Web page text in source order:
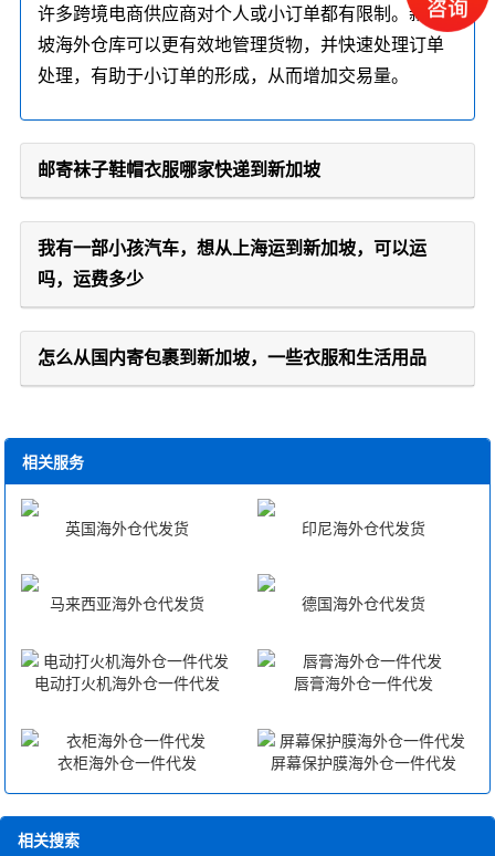
许多跨境电商供应商对个人或小订单都有限制。新加
坡海外仓库可以更有效地管理货物，并快速处理订单
处理，有助于小订单的形成，从而增加交易量。
邮寄袜子鞋帽衣服哪家快递到新加坡
我有一部小孩汽车，想从上海运到新加坡，可以运
吗，运费多少
怎么从国内寄包裹到新加坡，一些衣服和生活用品
相关服务
英国海外仓代发货 印尼海外仓代发货
马来西亚海外仓代发货 德国海外仓代发货
电动打火机海外仓一件代发 唇膏海外仓一件代发
衣柜海外仓一件代发 屏幕保护膜海外仓一件代发
相关搜索